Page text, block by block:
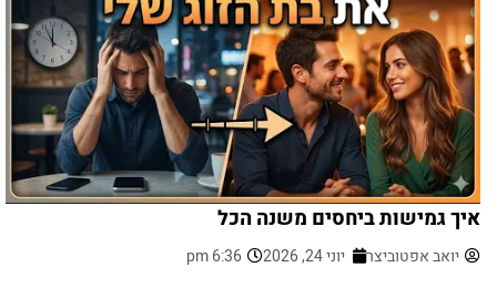
איך גמישות ביחסים משנה הכל
יואב אפטוביצר יוני 24, 2026
6:36 pm